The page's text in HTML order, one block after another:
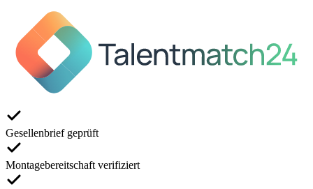
Gesellenbrief geprüft
Montagebereitschaft verifiziert